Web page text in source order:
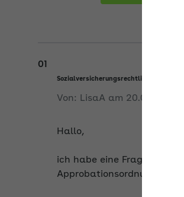
01
Sozialversicherungsrechtliche
Von: LisaA am 20.05.2026
Hallo,
ich habe eine Frage zur
Approbationsordnung für